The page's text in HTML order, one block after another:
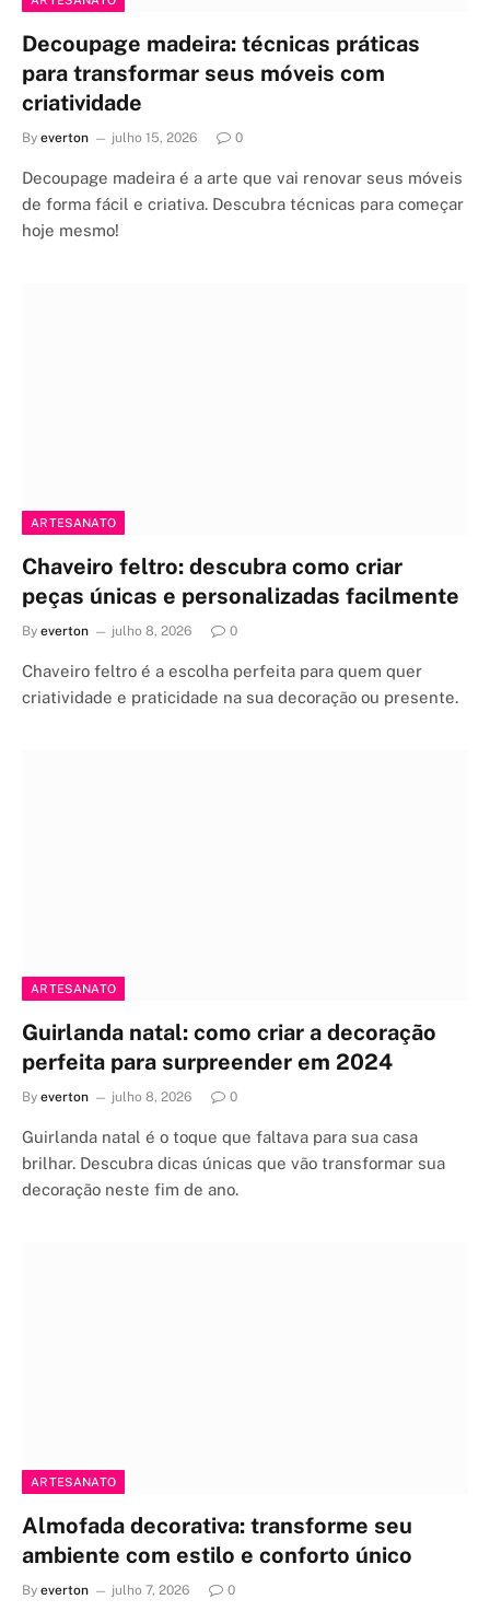
Decoupage madeira: técnicas práticas
para transformar seus móveis com
criatividade
By everton julho 15, 2026 0
Decoupage madeira é a arte que vai renovar seus móveis
de forma fácil e criativa. Descubra técnicas para começar
hoje mesmo!
ARTESANATO
Chaveiro feltro: descubra como criar
peças únicas e personalizadas facilmente
By everton julho 8, 2026 0
Chaveiro feltro é a escolha perfeita para quem quer
criatividade e praticidade na sua decoração ou presente.
ARTESANATO
Guirlanda natal: como criar a decoração
perfeita para surpreender em 2024
By everton julho 8, 2026 0
Guirlanda natal é o toque que faltava para sua casa
brilhar. Descubra dicas únicas que vão transformar sua
decoração neste fim de ano.
ARTESANATO
Almofada decorativa: transforme seu
ambiente com estilo e conforto único
By everton julho 7, 2026 0